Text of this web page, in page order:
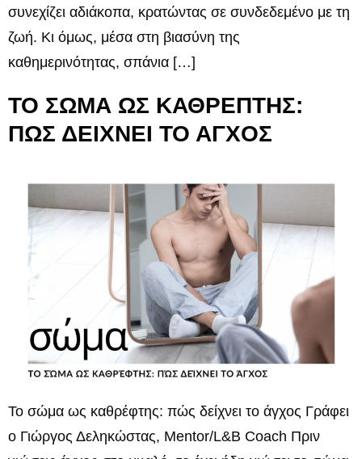
συνεχίζει αδιάκοπα, κρατώντας σε συνδεδεμένο με τη
ζωή. Κι όμως, μέσα στη βιασύνη της
καθημερινότητας, σπάνια […]
ΤΟ ΣΩΜΑ ΩΣ ΚΑΘΡΕΠΤΗΣ:
ΠΩΣ ΔΕΙΧΝΕΙ ΤΟ ΑΓΧΟΣ
Το σώμα ως καθρέφτης: πώς δείχνει το άγχος Γράφει
ο Γιώργος Δεληκώστας, Mentor/L&B Coach Πριν